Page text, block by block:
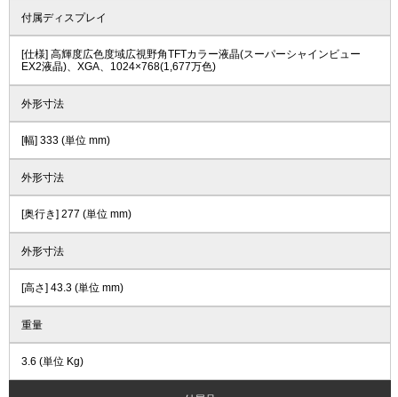
付属ディスプレイ
[仕様] 高輝度広色度域広視野角TFTカラー液晶(スーパーシャインビュー
EX2液晶)、XGA、1024×768(1,677万色)
外形寸法
[幅] 333 (単位 mm)
外形寸法
[奥行き] 277 (単位 mm)
外形寸法
[高さ] 43.3 (単位 mm)
重量
3.6 (単位 Kg)